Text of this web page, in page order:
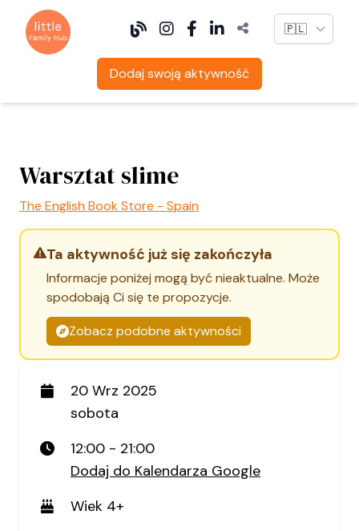
Language
Dodaj swoją aktywność
Warsztat slime
The English Book Store - Spain
Ta aktywność już się zakończyła
Informacje poniżej mogą być nieaktualne. Może
spodobają Ci się te propozycje.
Zobacz podobne aktywności
20 Wrz 2025
sobota
12:00 - 21:00
Dodaj do Kalendarza Google
Wiek 4+